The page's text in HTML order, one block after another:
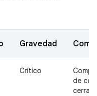
Gravedad
Crítico
de